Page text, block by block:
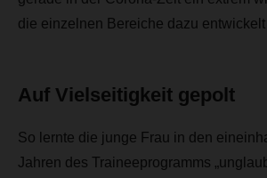
die einzelnen Bereiche dazu
Auf Vielseitigkeit gepolt
So lernte die junge Frau in den
Jahren des Traineeprogramms